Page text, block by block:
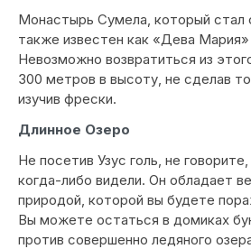
Монастырь Сумела, который стал
также известен как «Дева
Невозможно возвратиться из
300 метров в высоту, не сделав
изучив фрески.
Длинное Озеро
Не посетив Узус голь, не
когда-либо видели. Он обладает
природой, которой вы будете
Вы можете остаться в домиках
против совершенно ледяного